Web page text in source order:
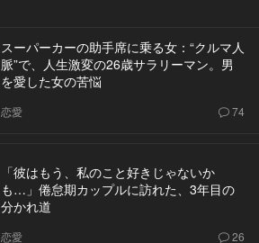
スーパーカーの助手席に乗る女：“クルマ人
脈”で、人生激変の26歳サラリーマン。男
を愛した女の苦悩
恋愛 74
「彼はもう、私のこと好きじゃないか
も…」倦怠期カップルに訪れた、3年目の
分かれ道
恋愛 26